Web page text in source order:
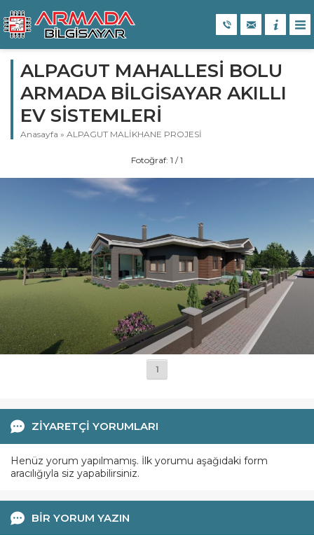
ALPAGUT MAHALLESİ BOLU
ARMADA BİLGİSAYAR AKILLI
EV SİSTEMLERİ
Anasayfa » ALPAGUT MALİKHANE PROJESİ
Fotoğraf: 1 / 1
1
ZİYARETÇİ YORUMLARI
Henüz yorum yapılmamış. İlk yorumu aşağıdaki form
aracılığıyla siz yapabilirsiniz.
BİR YORUM YAZIN